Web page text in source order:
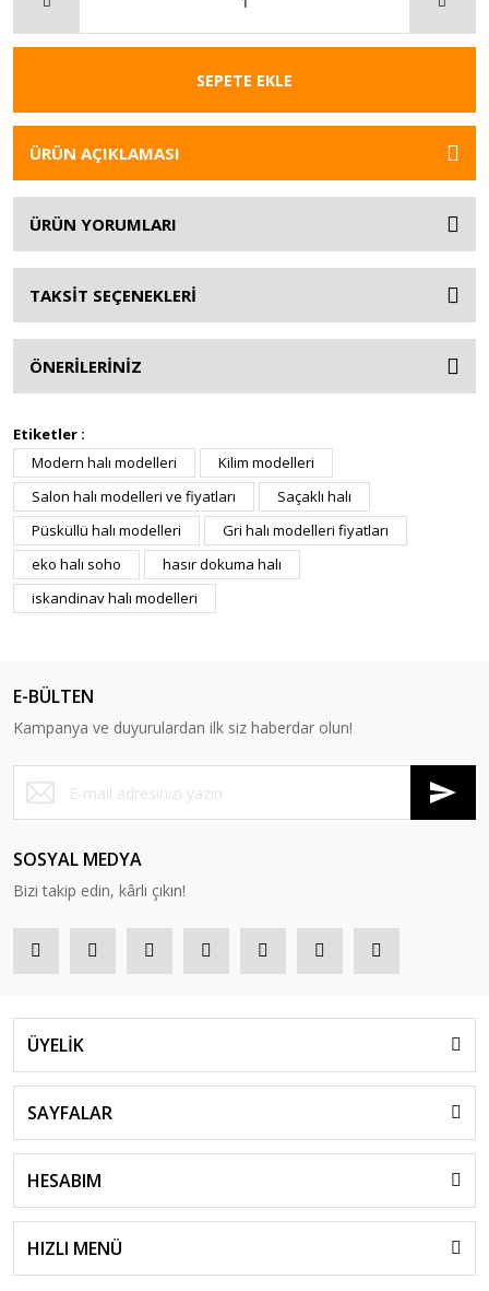
SEPETE EKLE
ÜRÜN AÇIKLAMASI
ÜRÜN YORUMLARI
TAKSİT SEÇENEKLERİ
ÖNERİLERİNİZ
Etiketler :
Modern halı modelleri
Kilim modelleri
Salon halı modelleri ve fiyatları
Saçaklı halı
Püsküllü halı modelleri
Gri halı modelleri fiyatları
eko halı soho
hasır dokuma halı
iskandinav halı modelleri
E-BÜLTEN
Kampanya ve duyurulardan ilk siz haberdar olun!
SOSYAL MEDYA
Bizi takip edin, kârlı çıkın!
ÜYELİK
SAYFALAR
HESABIM
HIZLI MENÜ